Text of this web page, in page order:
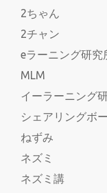
2ちゃん
2チャン
eラーニング研究
MLM
イーラーニング
シェアリングボ
ねずみ
ネズミ
ネズミ講